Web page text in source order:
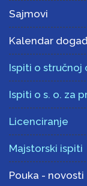
Sajmovi
Kalendar
Ispiti o stručnoj
Ispiti o s. o. za
Licenciranje
Majstorski ispiti
Pouka - novosti